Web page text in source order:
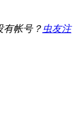
有帐号？ 虫友注